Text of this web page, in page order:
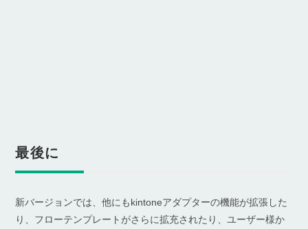
最後に
新バージョンでは、他にもkintoneアダプターの機能が拡張した
り、フローテンプレートがさらに拡充されたり、ユーザー様か